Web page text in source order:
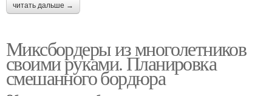
читать дальше →
Миксбордеры из многолетников
своими руками. Планировка
смешанного бордюра